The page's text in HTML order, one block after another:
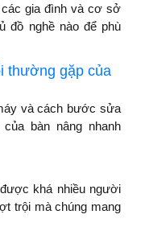
gia đình và cơ sở
đồ nghề nào để phù
thường gặp của
và cách bước sửa
bàn nâng nhanh
khá nhiều người
trội mà chúng mang